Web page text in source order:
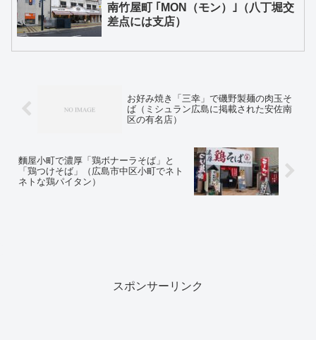
南竹屋町 ｢MON（モン）｣（八丁堀交
差点には支店）
お好み焼き「三幸」で磯野製麺の肉玉そ
ば（ミシュラン広島に掲載された安佐南
区の有名店）
麵屋小町で濃厚「鶏ボナーラそば」と
「鶏つけそば」（広島市中区小町でネト
ネトな鶏パイタン）
スポンサーリンク